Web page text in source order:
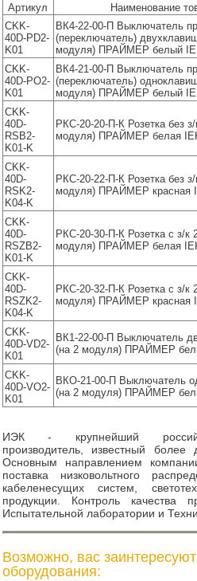
Артикул Наименование
CKK-
40D-PD2-
K01
ВК4-22-00-П Выключатель
(переключатель)
модуля) ПРАЙМЕР белый
CKK-
40D-PO2-
K01
ВК4-21-00-П Выключатель
(переключатель)
модуля) ПРАЙМЕР белый
CKK-
40D-
RSB2-
K01-K
РКС-20-20-П-К Розетка без з/
модуля) ПРАЙМЕР белая
CKK-
40D-
RSK2-
K04-K
РКС-20-22-П-К Розетка без з/
модуля) ПРАЙМЕР красная
CKK-
40D-
RSZB2-
K01-K
РКС-20-30-П-К Розетка с з/к
модуля) ПРАЙМЕР белая
CKK-
40D-
RSZK2-
K04-K
РКС-20-32-П-К Розетка с з/к
модуля) ПРАЙМЕР красная
CKK-
40D-VD2-
K01
ВК1-22-00-П Выключатель
(на 2 модуля) ПРАЙМЕР
CKK-
40D-VO2-
K01
ВКО-21-00-П Выключатель
(на 2 модуля) ПРАЙМЕР
ИЭК - крупнейший
производитель, известный
Основным направлением
поставка низковольтного
кабеленесущих систем,
продукции. Контроль качества
Испытательной лаборатории и
Возможно, вас
оборудования: